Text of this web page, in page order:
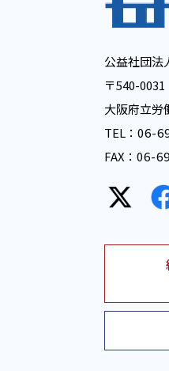
公益社団法
〒540-
大阪府立労
TEL： 06-
FAX： 06-